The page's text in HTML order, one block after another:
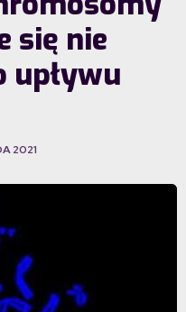
się nie
upływu
2021